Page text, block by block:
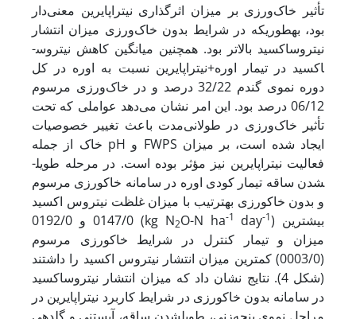
تأثیر خاک‌ورزی بر میزان اثرگذاری نیتراپایرین معنی‌دار
بود، به­طوری­که در شرایط بدون خاک‌ورزی میزان انتشار
نیتروس­اکسید بالاتر بود. همچنین میانگین کاهش نیتروس­
اکسید در تیمار اوره+نیتراپایرین نسبت به اوره در کل
دوره نموی گندم 32/22 درصد و در خاک‌ورزی مرسوم
06/12 درصد بود. این امر نشان می‌دهد عواملی که تحت
تأثیر خاک‌ورزی در طولانی­‌مدت باعث تغییر خصوصیات
خاک از جمله pH و FWPS ایجاد شده است، بر میزان
فعالیت نیتراپایرین نیز مؤثر بوده است. در مرحله طویل­
شدن ساقه تیمار کودی اوره در سامانه خاکورزی مرسوم
و بدون خاکورزی به­ترتیب با میزان غلظت نیتروس اکسید
0147/0 و 0192/0 (kg N2O-N ha-1 day-1) بیشترین
میزان و تیمار کنترل در شرایط خاک­ورزی مرسوم
(0003/0) کمترین میزان انتشار نیتروس اکسید را داشتند
(شکل 4). نتایج نشان داد که میزان انتشار نیتروس­اکسید
در سامانه بدون خاکورزی در شرایط کاربرد نیتراپایرین در